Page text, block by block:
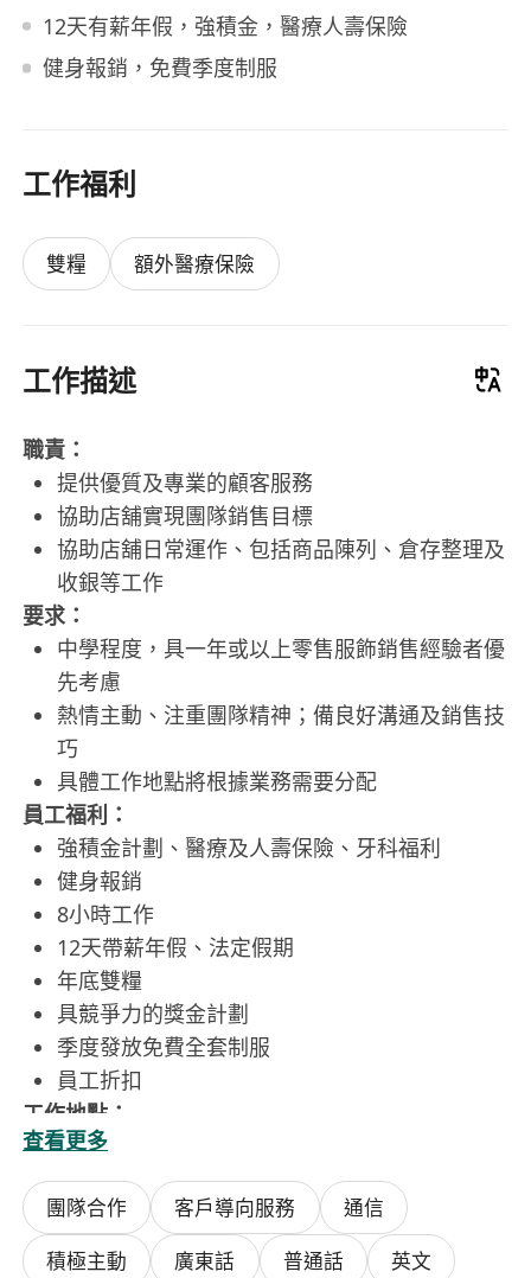
12天有薪年假，強積金，醫療人壽保險
健身報銷，免費季度制服
工作福利
雙糧 額外醫療保險
工作描述
職責：
提供優質及專業的顧客服務
協助店舖實現團隊銷售目標
協助店舖日常運作、包括商品陳列、倉存整理及
收銀等工作
要求：
中學程度，具一年或以上零售服飾銷售經驗者優
先考慮
熱情主動、注重團隊精神；備良好溝通及銷售技
巧
具體工作地點將根據業務需要分配
員工福利：
強積金計劃、醫療及人壽保險、牙科福利
健身報銷
8小時工作
12天帶薪年假、法定假期
年底雙糧
具競爭力的獎金計劃
季度發放免費全套制服
員工折扣
工作地點：
香港新界東涌達東路20號東薈城名店倉地下 G01C
鋪及一樓101F號鋪
香港柴灣盛泰道100號杏花新城105A-109鋪
查看更多
團隊合作 客戶導向服務
通信
積極主動
廣東話 普通話 英文